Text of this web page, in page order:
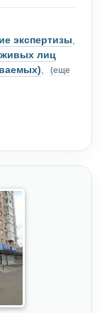
экспертизы,
живых лиц
,
(еще